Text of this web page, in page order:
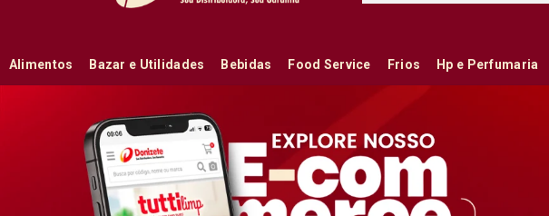
Alimentos Bazar e Utilidades Bebidas Food Service Frios Hp e Perfumaria